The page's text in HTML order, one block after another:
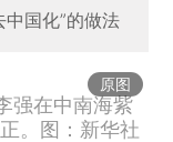
国化”的做法
原图
强在中南海紫
。图：新华社